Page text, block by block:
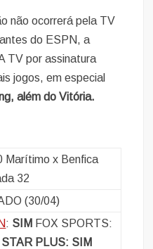
não ocorrerá pela TV
do ESPN, a
TV por assinatura
jogos, em especial
além do Vitória.
Marítimo x Benfica
32
(30/04)
: SIM FOX SPORTS:
STAR PLUS: SIM